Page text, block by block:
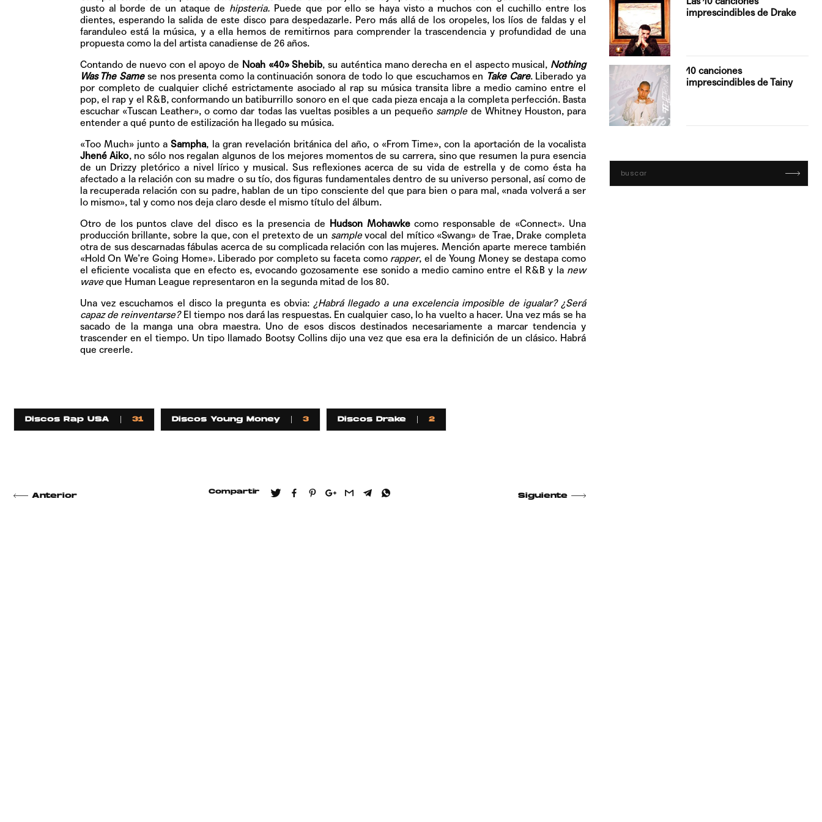
gusto al borde de un ataque de hipsteria. Puede que por ello se haya visto a muchos con el cuchillo entre los
dientes, esperando la salida de este disco para despedazarle. Pero más allá de los oropeles, los líos de faldas y el
faranduleo está la música, y a ella hemos de remitirnos para comprender la trascendencia y profundidad de una
propuesta como la del artista canadiense de 26 años.
Contando de nuevo con el apoyo de Noah «40» Shebib, su auténtica mano derecha en el aspecto musical, Nothing
Was The Samese nos presenta como la continuación sonora de todo lo que escuchamos en Take Care. Liberado ya
por completo de cualquier cliché estrictamente asociado al rap su música transita libre a medio camino entre el
pop, el rap y el R&B, conformando un batiburrillo sonoro en el que cada pieza encaja a la completa perfección. Basta
escuchar «Tuscan Leather», o como dar todas las vueltas posibles a un pequeño sample de Whitney Houston, para
entender a qué punto de estilización ha llegado su música.
«Too Much» junto aSampha, la gran revelación británica del año, o «From Time», con la aportación de la vocalista
Jhené Aiko, no sólo nos regalan algunos de los mejores momentos de su carrera, sino que resumen la pura esencia
de un Drizzy pletórico a nivel lírico y musical. Sus reflexiones acerca de su vida de estrella y de como ésta ha
afectado a la relación con su madre o su tío, dos figuras fundamentales dentro de su universo personal, así como de
la recuperada relación con su padre, hablan de un tipo consciente del que para bien o para mal, «nada volverá a ser
lo mismo», tal y como nos deja claro desde el mismo título del álbum.
Otro de los puntos clave del disco es la presencia de Hudson Mohawkecomo responsable de «Connect». Una
producción brillante, sobre la que, con el pretexto de un samplevocal del mítico «Swang» de Trae, Drake completa
otra de sus descarnadas fábulas acerca de su complicada relación con las mujeres. Mención aparte merece también
«Hold On We’re Going Home». Liberado por completo su faceta como rapper, el de Young Money se destapa como
el eficiente vocalista que en efecto es, evocando gozosamente ese sonido a medio camino entre el R&B y la new
waveque Human League representaron en la segunda mitad de los 80.
Una vez escuchamos el disco la pregunta es obvia: ¿Habrá llegado a una excelencia imposible de igualar? ¿Será
capaz de reinventarse?El tiempo nos dará las respuestas. En cualquier caso, lo ha vuelto a hacer. Una vez más se ha
sacado de la manga una obra maestra. Uno de esos discos destinados necesariamente a marcar tendencia y
trascender en el tiempo. Un tipo llamado Bootsy Collins dijo una vez que esa era la definición de un clásico. Habrá
que creerle.
Discos Rap USA 31 Discos Young Money 3 Discos Drake 2
Anterior Siguiente
Compartir
Pop
Hablamos con Boza
sobre 'Bucle', el…
imprescindibles de Drake
10 canciones
imprescindibles de Tainy